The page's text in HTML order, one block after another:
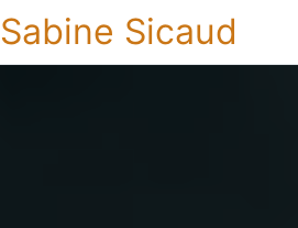
Sabine Sicaud